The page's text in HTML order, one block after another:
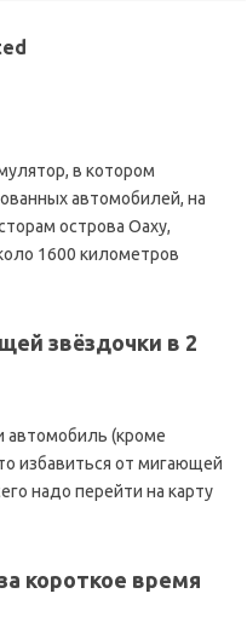
в котором
автомобилей, на
острова Оаху,
1600 километров
звёздочки в 2
автомобиль (кроме
избавиться от мигающей
надо перейти на карту
короткое время